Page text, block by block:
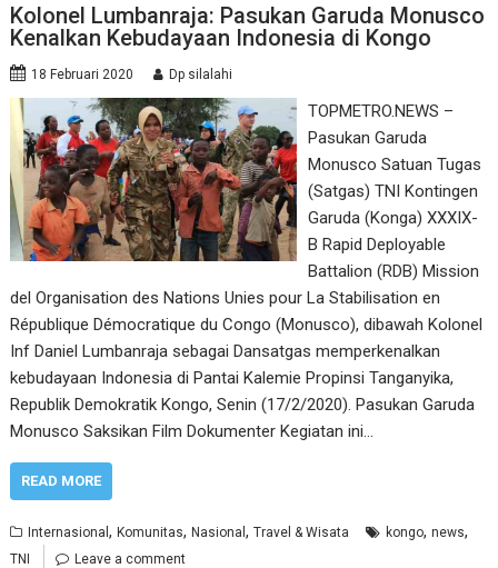
Kolonel Lumbanraja: Pasukan Garuda Monusco
Kenalkan Kebudayaan Indonesia di Kongo
18 Februari 2020 Dp silalahi
TOPMETRO.NEWS –
Pasukan Garuda
Monusco Satuan Tugas
(Satgas) TNI Kontingen
Garuda (Konga) XXXIX-
B Rapid Deployable
Battalion (RDB) Mission
del Organisation des Nations Unies pour La Stabilisation en
République Démocratique du Congo (Monusco), dibawah Kolonel
Inf Daniel Lumbanraja sebagai Dansatgas memperkenalkan
kebudayaan Indonesia di Pantai Kalemie Propinsi Tanganyika,
Republik Demokratik Kongo, Senin (17/2/2020). Pasukan Garuda
Monusco Saksikan Film Dokumenter Kegiatan ini…
READ MORE
Internasional,Komunitas,Nasional,Travel & Wisata kongo,news,
TNI Leave a comment